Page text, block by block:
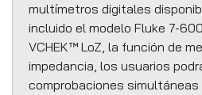
multímetros digitales
incluido el modelo Fluke 7-
VCHEK™ LoZ, la función de
impedancia, los usuarios
comprobaciones